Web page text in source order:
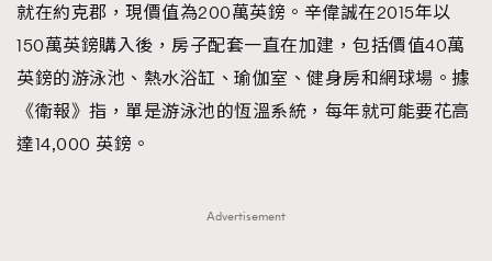
就在約克郡，現價值為200萬英鎊。辛偉誠在2015年以
150萬英鎊購入後，房子配套一直在加建，包括價值40萬
英鎊的游泳池、熱水浴缸、瑜伽室、健身房和網球場。據
《衛報》指，單是游泳池的恆溫系統，每年就可能要花高
達14,000 英鎊。
Advertisement